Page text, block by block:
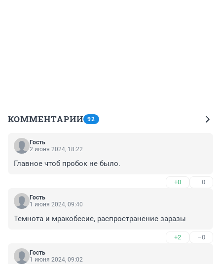
КОММЕНТАРИИ 92
Гость
2 июня 2024, 18:22
Главное чтоб пробок не было.
+0 –0
Гость
1 июня 2024, 09:40
Темнота и мракобесие, распространение заразы
+2 –0
Гость
1 июня 2024, 09:02